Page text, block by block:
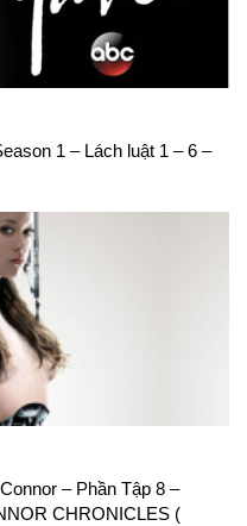
1 – Lách luật 1 – 6 –
– Phần Tập 8 –
CHRONICLES (